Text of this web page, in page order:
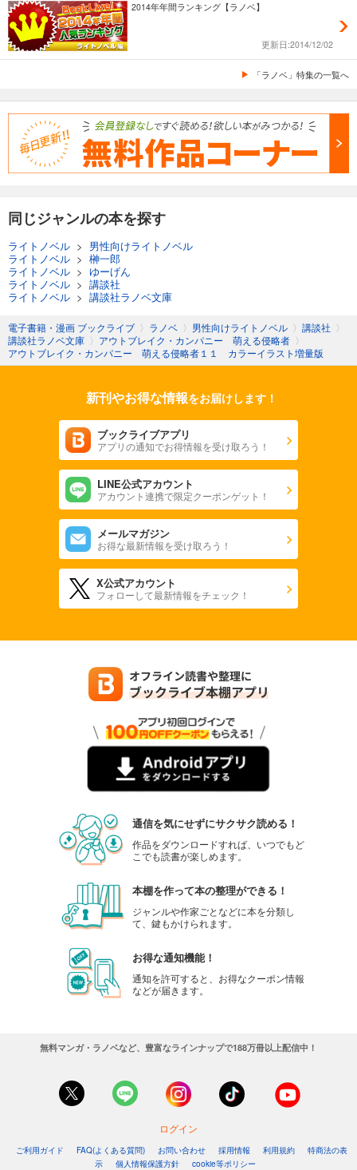
2014年年間ランキング【ラノベ】
更新日:2014/12/02
「ラノベ」特集の一覧へ
同じジャンルの本を探す
ライトノベル > 男性向けライトノベル
ライトノベル > 榊一郎
ライトノベル > ゆーげん
ライトノベル > 講談社
ライトノベル > 講談社ラノベ文庫
電子書籍・漫画 ブックライブ 〉 ラノベ 〉 男性向けライトノベル 〉 講談社 〉
講談社ラノベ文庫 〉 アウトブレイク・カンパニー 萌える侵略者 〉
アウトブレイク・カンパニー 萌える侵略者１１ カラーイラスト増量版
新刊やお得な情報をお届けします！
ブックライブアプリ
アプリの通知でお得情報を受け取ろう！
LINE公式アカウント
アカウント連携で限定クーポンゲット！
メールマガジン
お得な最新情報を受け取ろう！
X公式アカウント
フォローして最新情報をチェック！
通信を気にせずにサクサク読める！
作品をダウンロードすれば、いつでもど
こでも読書が楽しめます。
本棚を作って本の整理ができる！
ジャンルや作家ごとなどに本を分類し
て、鍵もかけられます。
お得な通知機能！
通知を許可すると、お得なクーポン情報
などが届きます。
無料マンガ・ラノベなど、豊富なラインナップで188万冊以上配信中！
ログイン
ご利用ガイド FAQ(よくある質問) お問い合わせ 採用情報 利用規約
特商法の表
示
個人情報保護方針 cookie等ポリシー